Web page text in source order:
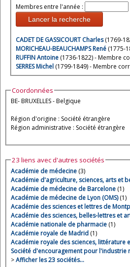
Membres entre l'année :
Lancer la recherche
CADET DE GASSICOURT Charles(1769-
MORICHEAU-BEAUCHAMPS René (1775-
RUFFIN Antoine (1736-1822) - Membre
SERRES Michel (1799-1849) - Membre
Coordonnées
BE- BRUXELLES - Belgique
Région d'origine : Société étrangère
Région administrative : Société étrangère
23 liens avec d'autres sociétés
Académie de médecine (3)
Académie d'agriculture, sciences, arts et
Académie de médecine de Barcelone (1)
Académie de médecine de Lyon (OMS)(1)
Académie des sciences et lettres de
Académie des sciences, belles-lettres et
Académie nationale de pharmacie (1)
Académie royale de Madrid (1)
Académie royale des sciences, littérature
Société d'encouragement pour l'industrie
>Afficher les 23 sociétés…